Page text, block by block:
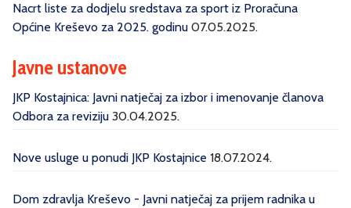
Nacrt liste za dodjelu sredstava za sport iz Proračuna
Općine Kreševo za 2025. godinu 07.05.2025.
Javne ustanove
JKP Kostajnica: Javni natječaj za izbor i imenovanje članova
Odbora za reviziju 30.04.2025.
Nove usluge u ponudi JKP Kostajnice 18.07.2024.
Dom zdravlja Kreševo - Javni natječaj za prijem radnika u